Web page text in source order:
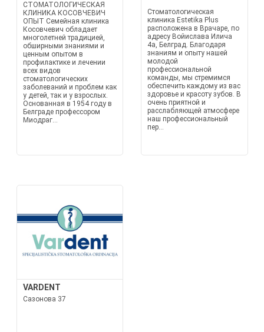
СТОМАТОЛОГИЧЕСКАЯ
КЛИНИКА КОСОВЧЕВИЧ
ОПЫТ Семейная клиника
Косовчевич обладает
многолетней традицией,
обширными знаниями и
ценным опытом в
профилактике и лечении
всех видов
стоматологических
заболеваний и проблем как
у детей, так и у взрослых.
Основанная в 1954 году в
Белграде профессором
Миодраг...
Стоматологическая
клиника Estetika Plus
расположена в Врачаре, по
адресу Войислава Илича
4а, Белград. Благодаря
знаниям и опыту нашей
молодой
профессиональной
команды, мы стремимся
обеспечить каждому из вас
здоровье и красоту зубов. В
очень приятной и
расслабляющей атмосфере
наш профессиональный
пер...
VARDENT
Сазонова 37